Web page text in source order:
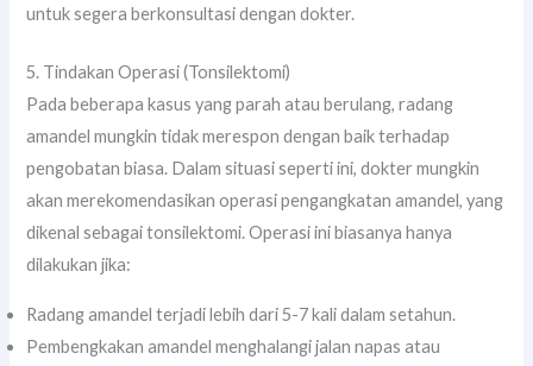
untuk segera berkonsultasi dengan dokter.
5. Tindakan Operasi (Tonsilektomi)
Pada beberapa kasus yang parah atau berulang, radang
amandel mungkin tidak merespon dengan baik terhadap
pengobatan biasa. Dalam situasi seperti ini, dokter mungkin
akan merekomendasikan operasi pengangkatan amandel, yang
dikenal sebagai tonsilektomi. Operasi ini biasanya hanya
dilakukan jika:
Radang amandel terjadi lebih dari 5-7 kali dalam setahun.
Pembengkakan amandel menghalangi jalan napas atau